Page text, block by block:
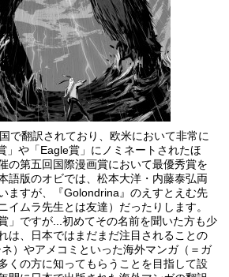
で翻訳されており、欧米において非常に
」や「Eagle賞」にノミネートされたほ
の第五回国際漫画賞において最優秀賞を
語版のオビでは、松本大洋・内藤泰弘両
ますが、『Golondrina』のえすとえむ先
イムラ先生とは友達）だったりします。
」ですが...初めてその名前を聞いた方も少
、日本ではまだまだ注目されることの
）やアメコミといった海外マンガ（＝ガ
くの方に知ってもらうことを目指して設